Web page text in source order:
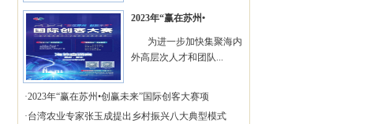
2023年“赢在苏州•
为进一步加快集聚海内
外高层次人才和团队...
·2023年“赢在苏州•创赢未来”国际创客大赛项
·台湾农业专家张玉成提出乡村振兴八大典型模式